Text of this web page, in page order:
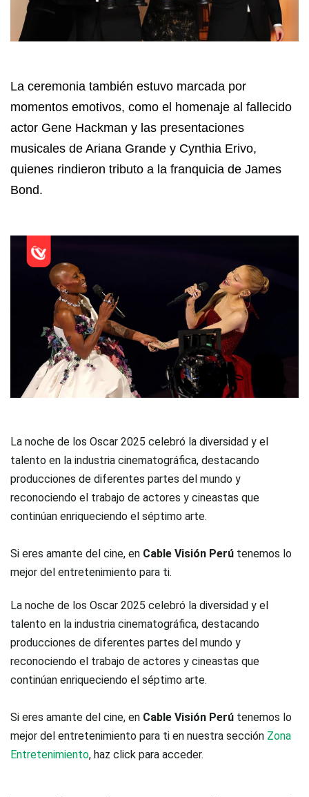
La ceremonia también estuvo marcada por
momentos emotivos, como el homenaje al fallecido
actor Gene Hackman y las presentaciones
musicales de Ariana Grande y Cynthia Erivo,
quienes rindieron tributo a la franquicia de James
Bond.
La noche de los Oscar 2025 celebró la diversidad y el
talento en la industria cinematográfica, destacando
producciones de diferentes partes del mundo y
reconociendo el trabajo de actores y cineastas que
continúan enriqueciendo el séptimo arte.
Si eres amante del cine, en Cable Visión Perú tenemos lo
mejor del entretenimiento para ti.
La noche de los Oscar 2025 celebró la diversidad y el
talento en la industria cinematográfica, destacando
producciones de diferentes partes del mundo y
reconociendo el trabajo de actores y cineastas que
continúan enriqueciendo el séptimo arte.
Si eres amante del cine, en Cable Visión Perú tenemos lo
mejor del entretenimiento para ti en nuestra sección Zona
Entretenimiento, haz click para acceder.